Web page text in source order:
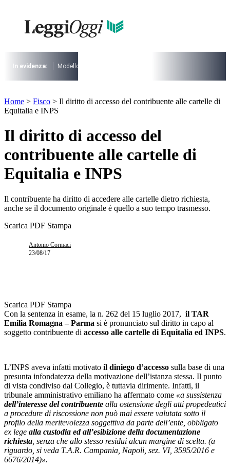
contenuto
I più cercati
Lorem ipsum dolor sit amet consectetur
Lorem ipsum dolor sit amet consectetur
In evidenza: Modello 730
I più cercati
Lorem ipsum dolor sit amet consectetur
Home > Fisco > Il diritto di accesso del contribuente alle cartelle di
Equitalia e INPS
Il diritto di accesso del
contribuente alle cartelle di
Equitalia e INPS
Il contribuente ha diritto di accedere alle cartelle dietro richiesta,
anche se il documento originale è quello a suo tempo trasmesso.
Scarica PDF Stampa
Antonio Cormaci
23/08/17
Scarica PDF Stampa
Con la sentenza in esame, la n. 262 del 15 luglio 2017, il TAR
Emilia Romagna – Parma si è pronunciato sul diritto in capo al
soggetto contribuente di accesso alle cartelle di Equitalia ed INPS.
L’INPS aveva infatti motivato il diniego d’accesso sulla base di una
presunta infondatezza della motivazione dell’istanza stessa. Il punto
di vista condiviso dal Collegio, è tuttavia dirimente. Infatti, il
tribunale amministrativo emiliano ha affermato come «a sussistenza
dell’interesse del contribuente alla ostensione degli atti propedeutici
a procedure di riscossione non può mai essere valutata sotto il
profilo della meritevolezza soggettiva da parte dell’ente, obbligato
ex lege alla custodia ed all’esibizione della documentazione
richiesta , senza che allo stesso residui alcun margine di scelta. (a
riguardo, si veda T.A.R. Campania, Napoli, sez. VI, 3595/2016 e
6676/2014)».